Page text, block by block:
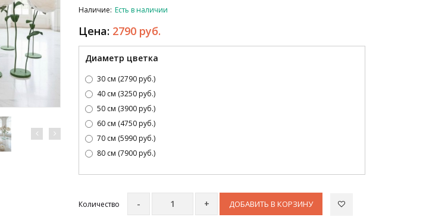
Наличие: Есть в наличии
Цена: 2790 руб.
Диаметр цветка
30 см (2790 руб.)
40 см (3250 руб.)
50 см (3900 руб.)
60 см (4750 руб.)
70 см (5990 руб.)
80 см (7900 руб.)
Количество ДОБАВИТЬ В КОРЗИНУ